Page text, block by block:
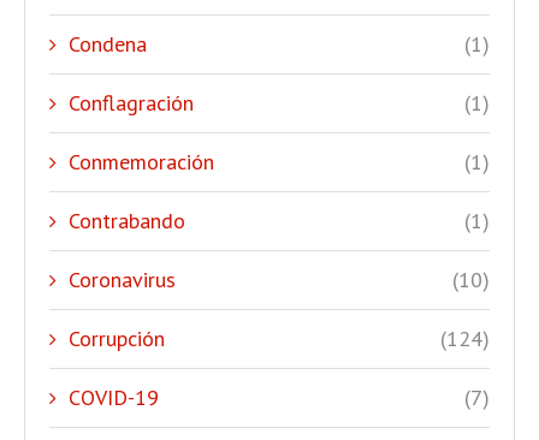
Condena (1)
Conflagración (1)
Conmemoración (1)
Contrabando (1)
Coronavirus (10)
Corrupción (124)
COVID-19 (7)